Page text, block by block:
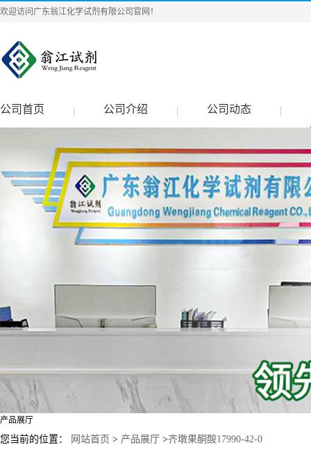
欢迎访问广东翁江化学试剂有限公司官网！
公司首页 公司介绍 公司动态
产品展厅
您当前的位置： 网站首页 > 产品展厅 >齐墩果酮酸17990-42-0